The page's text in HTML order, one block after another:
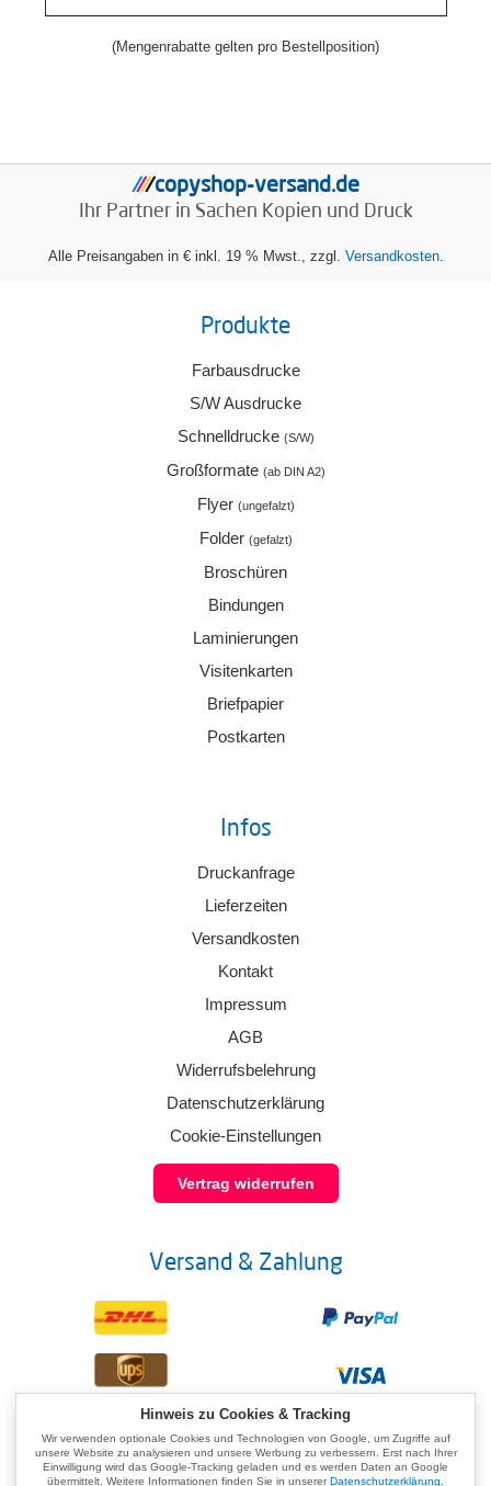
(Mengenrabatte gelten pro Bestellposition)
//// copyshop-versand.de
Ihr Partner in Sachen Kopien und Druck
Alle Preisangaben in € inkl. 19 % Mwst., zzgl. Versandkosten.
Produkte
Farbausdrucke
S/W Ausdrucke
Schnelldrucke (S/W)
Großformate (ab DIN A2)
Flyer (ungefalzt)
Folder (gefalzt)
Broschüren
Bindungen
Laminierungen
Visitenkarten
Briefpapier
Postkarten
Infos
Druckanfrage
Lieferzeiten
Versandkosten
Kontakt
Impressum
AGB
Widerrufsbelehrung
Datenschutzerklärung
Cookie-Einstellungen
Vertrag widerrufen
Versand & Zahlung
Hinweis zu Cookies & Tracking
Wir verwenden optionale Cookies und Technologien von Google, um Zugriffe auf
unsere Website zu analysieren und unsere Werbung zu verbessern. Erst nach Ihrer
Einwilligung wird das Google-Tracking geladen und es werden Daten an Google
übermittelt. Weitere Informationen finden Sie in unsererDatenschutzerklärung